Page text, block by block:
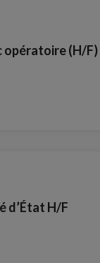
opératoire (H/F)
d’État H/F